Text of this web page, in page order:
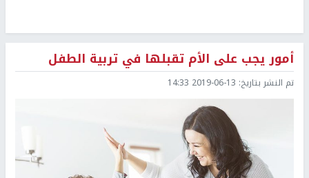
أمور يجب على الأم تقبلها في تربية الطفل
تم النشر بتاريخ: 2019-06-13 14:33